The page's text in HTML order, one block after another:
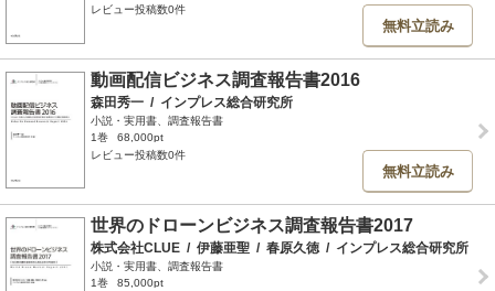
レビュー投稿数0件
無料立読み
動画配信ビジネス調査報告書2016
森田秀一 / インプレス総合研究所
小説・実用書、調査報告書
1巻
68,000pt
レビュー投稿数0件
無料立読み
世界のドローンビジネス調査報告書2017
株式会社CLUE / 伊藤亜聖 / 春原久徳 / インプレス総合研究所
小説・実用書、調査報告書
1巻
85,000pt